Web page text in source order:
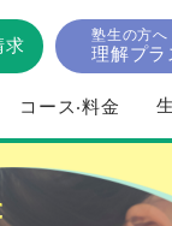
求
塾生の方へ
理解プラ
コース‧料⾦